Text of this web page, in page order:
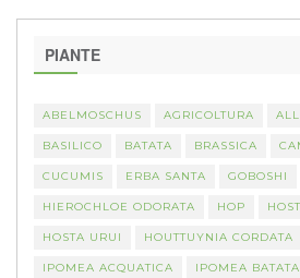
PIANTE
ABELMOSCHUS AGRICOLTURA
BASILICO BATATA BRASSICA
CUCUMIS ERBA SANTA GOBOSHI
HIEROCHLOE ODORATA HOP
HOSTA URUI HOUTTUYNIA CORDATA
IPOMEA ACQUATICA IPOMEA